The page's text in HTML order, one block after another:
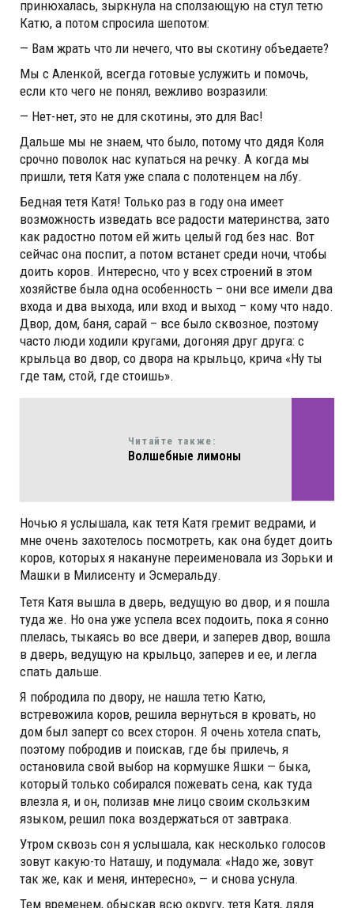
принюхалась, зыркнула на сползающую на стул тетю
Катю, а потом спросила шепотом:
— Вам жрать что ли нечего, что вы скотину объедаете?
Мы с Аленкой, всегда готовые услужить и помочь,
если кто чего не понял, вежливо возразили:
— Нет-нет, это не для скотины, это для Вас!
Дальше мы не знаем, что было, потому что дядя Коля
срочно поволок нас купаться на речку. А когда мы
пришли, тетя Катя уже спала с полотенцем на лбу.
Бедная тетя Катя! Только раз в году она имеет
возможность изведать все радости материнства, зато
как радостно потом ей жить целый год без нас. Вот
сейчас она поспит, а потом встанет среди ночи, чтобы
доить коров. Интересно, что у всех строений в этом
хозяйстве была одна особенность – они все имели два
входа и два выхода, или вход и выход – кому что надо.
Двор, дом, баня, сарай – все было сквозное, поэтому
часто люди ходили кругами, догоняя друг друга: с
крыльца во двор, со двора на крыльцо, крича «Ну ты
где там, стой, где стоишь».
Читайте также:
Волшебные лимоны
Ночью я услышала, как тетя Катя гремит ведрами, и
мне очень захотелось посмотреть, как она будет доить
коров, которых я накануне переименовала из Зорьки и
Машки в Милисенту и Эсмеральду.
Тетя Катя вышла в дверь, ведущую во двор, и я пошла
туда же. Но она уже успела всех подоить, пока я сонно
плелась, тыкаясь во все двери, и заперев двор, вошла
в дверь, ведущую на крыльцо, заперев и ее, и легла
спать дальше.
Я побродила по двору, не нашла тетю Катю,
встревожила коров, решила вернуться в кровать, но
дом был заперт со всех сторон. Я очень хотела спать,
поэтому побродив и поискав, где бы прилечь, я
остановила свой выбор на кормушке Яшки — быка,
который только собирался пожевать сена, как туда
влезла я, и он, полизав мне лицо своим скользким
языком, решил пока воздержаться от завтрака.
Утром сквозь сон я услышала, как несколько голосов
зовут какую-то Наташу, и подумала: «Надо же, зовут
так же, как и меня, интересно», — и снова уснула.
Тем временем, обыскав всю округу, тетя Катя, дядя